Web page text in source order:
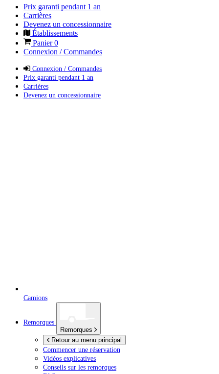
Prix garanti pendant 1 an
Carrières
Devenez un concessionnaire
Établissements
Panier0
Connexion / Commandes
Connexion / Commandes
Prix garanti pendant 1 an
Carrières
Devenez un concessionnaire
Camions
Remorques
Remorques
Retour au menu principal
Commencer une réservation
Vidéos explicatives
Conseils sur les remorques